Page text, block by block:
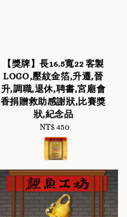
【獎牌】長16.5寬22 客製
LOGO,壓紋金箔,升遷,晉
升,調職,退休,聘書,宮廟會
香捐贈救助感謝狀,比賽獎
狀,紀念品
Regular
price
NT$ 450